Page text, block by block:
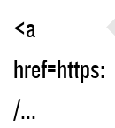
<a
href=https:
/...